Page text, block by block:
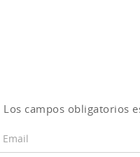
Los campos obligatorios